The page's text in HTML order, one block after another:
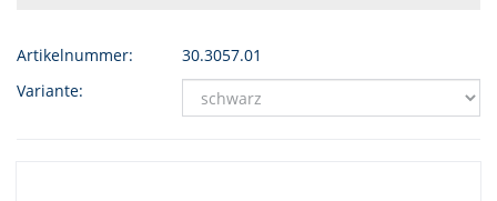
Artikelnummer:
30.3057.01
Variante: